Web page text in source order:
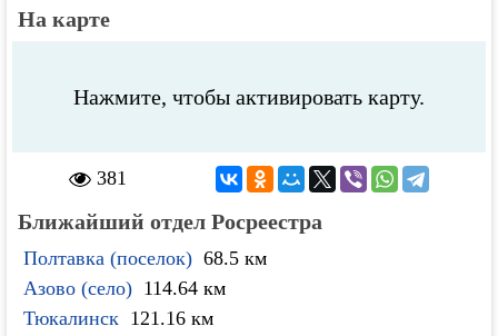
На карте
Нажмите, чтобы активировать карту.
381
Ближайший отдел Росреестра
Полтавка (поселок) 68.5 км
Азово (село) 114.64 км
Тюкалинск 121.16 км